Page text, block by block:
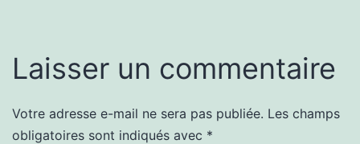
Laisser un commentaire
Votre adresse e-mail ne sera pas publiée. Les champs
obligatoires sont indiqués avec *